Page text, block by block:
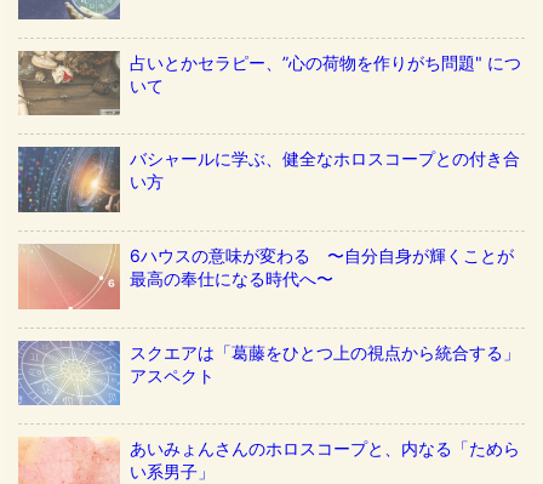
占いとかセラピー、”心の荷物を作りがち問題" につ
いて
バシャールに学ぶ、健全なホロスコープとの付き合
い方
6ハウスの意味が変わる 〜自分自身が輝くことが
最高の奉仕になる時代へ〜
スクエアは「葛藤をひとつ上の視点から統合する」
アスペクト
あいみょんさんのホロスコープと、内なる「ためら
い系男子」